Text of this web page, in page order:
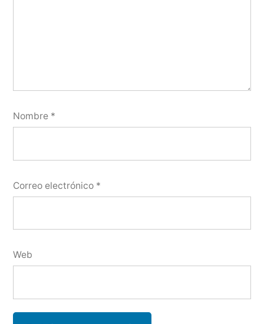
Nombre *
Correo electrónico *
Web